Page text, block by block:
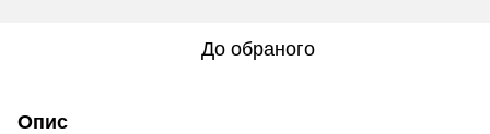
До обраного
Опис